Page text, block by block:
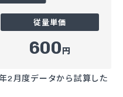
従量単価
600円
2月度データから試算した